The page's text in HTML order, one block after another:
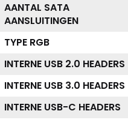
AANTAL SATA
AANSLUITINGEN
TYPE RGB
INTERNE USB 2.0 HEADERS
INTERNE USB 3.0 HEADERS
INTERNE USB-C HEADERS